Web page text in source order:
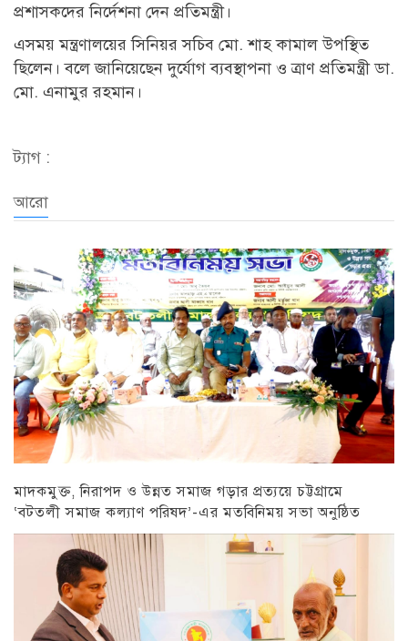
প্রশাসকদের নির্দেশনা দেন প্রতিমন্ত্রী।
এসময় মন্ত্রণালয়ের সিনিয়র সচিব মো. শাহ কামাল উপস্থিত
ছিলেন। বলে জানিয়েছেন দুর্যোগ ব্যবস্থাপনা ও ত্রাণ প্রতিমন্ত্রী ডা.
মো. এনামুর রহমান।
ট্যাগ :
আরো
মাদকমুক্ত, নিরাপদ ও উন্নত সমাজ গড়ার প্রত্যয়ে চট্টগ্রামে
‘বটতলী সমাজ কল্যাণ পরিষদ’-এর মতবিনিময় সভা অনুষ্ঠিত
চট্টগ্রাম